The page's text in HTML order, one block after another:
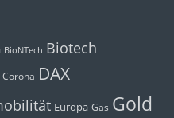
BioNTech Biotech
Corona DAX
Europa Gas Gold